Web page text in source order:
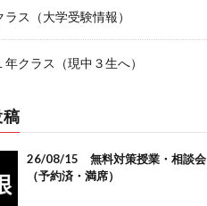
ス（大学受験情報）
クラス（現中３生へ）
26/08/15 無料対策授業・相談会
（予約済・満席）